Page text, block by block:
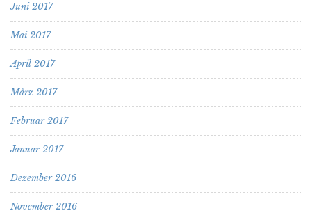
Juni 2017
Mai 2017
April 2017
März 2017
Februar 2017
Januar 2017
Dezember 2016
November 2016